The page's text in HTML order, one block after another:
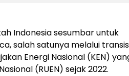
Indonesia sesumbar untuk
salah satunya melalui
Energi Nasional (KEN)
(RUEN) sejak 2022.